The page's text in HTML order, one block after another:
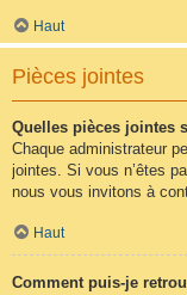
Haut
Pièces jointes
Quelles pièces jointes
Chaque administrateur
jointes. Si vous n’êtes
nous vous invitons à
Haut
Comment puis-je